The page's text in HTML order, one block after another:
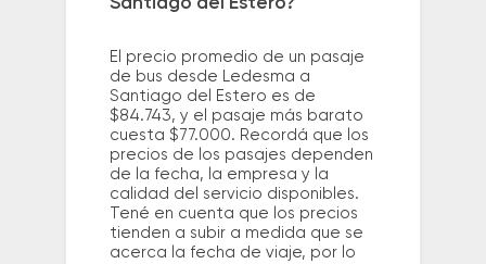
El precio promedio de un pasaje
de bus desde Ledesma a
Santiago del Estero es de
$84.743, y el pasaje más barato
cuesta $77.000. Recordá que los
precios de los pasajes dependen
de la fecha, la empresa y la
calidad del servicio disponibles.
Tené en cuenta que los precios
tienden a subir a medida que se
acerca la fecha de viaje, por lo